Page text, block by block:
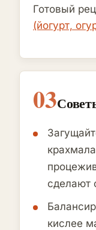
Готовый
(йогурт,
03
сделают
кислее